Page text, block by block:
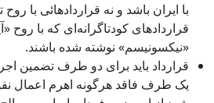
با ایران باشد و نه قراردادهائی با
قراردادهای کودتاگرانه‌ای که با روح
«نیکسونیسم» نوشته شده باشند.
قرارداد باید برای دو طرف تضمین
یک طرف فاقد هرگونه اهرم اعمال